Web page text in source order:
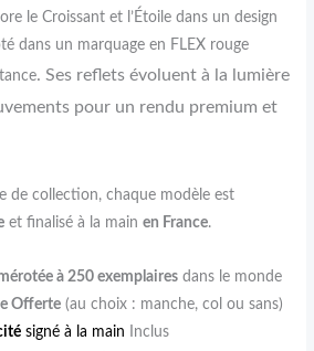
le Croissant et l’Étoile dans un design
dans un marquage en FLEX rouge
. Ses reflets évoluent à la lumière
pour un rendu premium et
de collection, chaque modèle est
et finalisé à la mainen France.
à 250 exemplaires dans le monde
Offerte (au choix : manche, col ou sans)
signé à la main
Inclus